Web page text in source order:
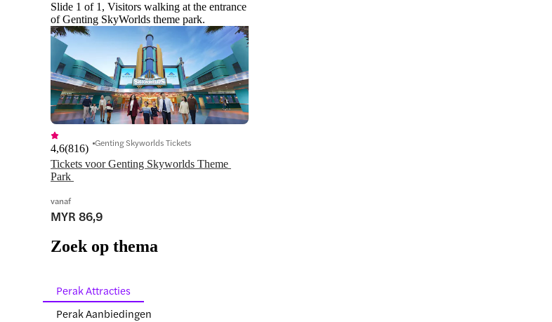
Slide 1 of 1, Visitors walking at the entrance
of Genting SkyWorlds theme park.
Tickets voor Genting Skyworlds Theme
4,6(816) Genting Skyworlds Tickets
vanaf
MYR 86,9
Zoek op thema
Perak Attracties
Perak Aanbiedingen